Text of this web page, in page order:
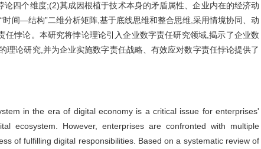
四个维度;(2)其成因根植于技术本身的矛盾属性、企业内在的经济动
间—结构”二维分析矩阵,基于底线思维和整合思维,采用情境协同、动
悖论。本研究将悖论理论引入企业数字责任研究领域,揭示了企业数
理论研究,并为企业实施数字责任战略、有效应对数字责任悖论提供了
in the era of digital economy is a critical issue for enterprises'
ecosystem. However, enterprises are confronted with multiple
of fulfilling digital responsibilities. Based on a systematic review of